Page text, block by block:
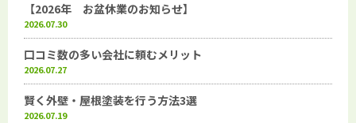
【2026年 お盆休業のお知らせ】
2026.07.30
口コミ数の多い会社に頼むメリット
2026.07.27
賢く外壁・屋根塗装を行う方法3選
2026.07.19